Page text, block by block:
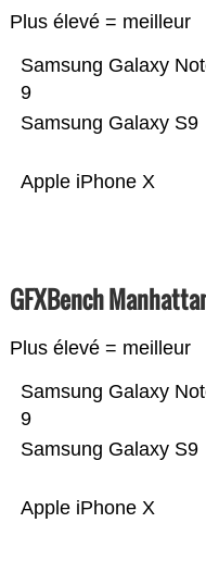
Plus élevé = meilleur
Apple iPhone X
Samsung Galaxy S9
Samsung Galaxy
9
GFXBench
Plus élevé = meilleur
Apple iPhone X
Samsung Galaxy S9
Samsung Galaxy
9